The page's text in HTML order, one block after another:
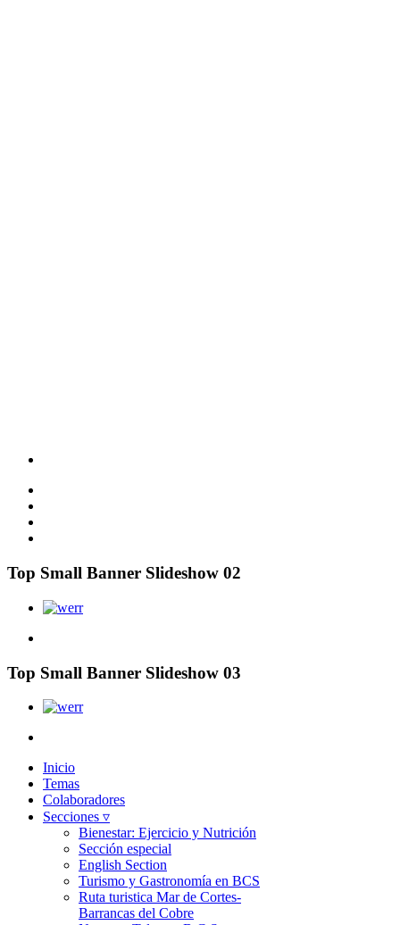
Top Small Banner Slideshow 02
Top Small Banner Slideshow 03
Inicio
Temas
Colaboradores
Secciones ▿
Bienestar: Ejercicio y Nutrición
Sección especial
English Section
Turismo y Gastronomía en BCS
Ruta turistica Mar de Cortes-
Barrancas del Cobre